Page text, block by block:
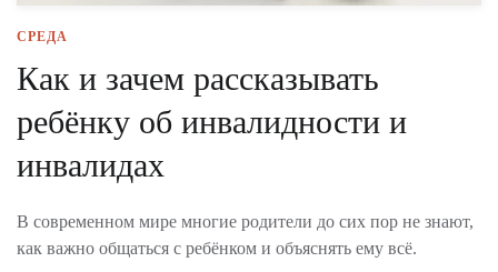
СРЕДА
Как и зачем рассказывать
ребёнку об инвалидности и
инвалидах
В современном мире многие родители до сих пор не знают,
как важно общаться с ребёнком и объяснять ему всё.